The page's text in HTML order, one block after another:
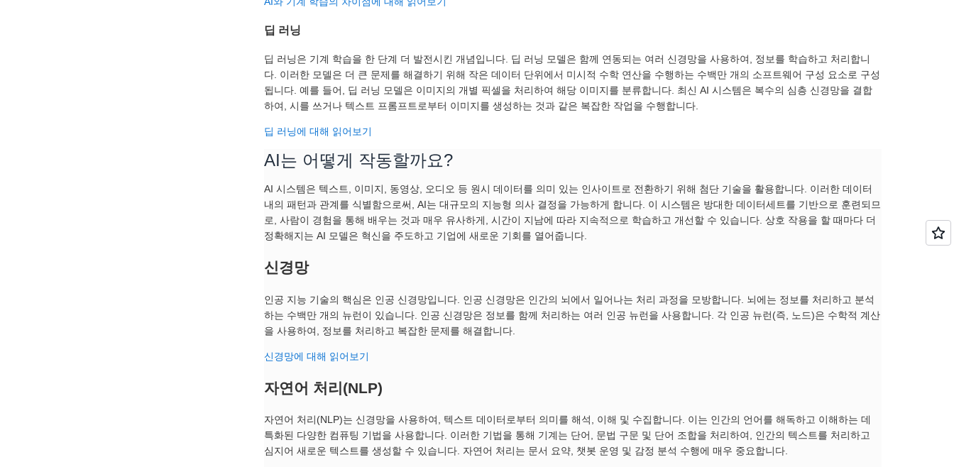
딥 러닝
딥 러닝은 기계 학습을 한 단계 더 발전시킨 개념입니다. 딥 러닝 모델은 함께 연동되는 여러 신경망을 사용하여, 정보를 학습하고 처리합니
다. 이러한 모델은 더 큰 문제를 해결하기 위해 작은 데이터 단위에서 미시적 수학 연산을 수행하는 수백만 개의 소프트웨어 구성 요소로 구성
됩니다. 예를 들어, 딥 러닝 모델은 이미지의 개별 픽셀을 처리하여 해당 이미지를 분류합니다. 최신 AI 시스템은 복수의 심층 신경망을 결합
하여, 시를 쓰거나 텍스트 프롬프트로부터 이미지를 생성하는 것과 같은 복잡한 작업을 수행합니다.
딥 러닝에 대해 읽어보기
AI는 어떻게 작동할까요?
AI 시스템은 텍스트, 이미지, 동영상, 오디오 등 원시 데이터를 의미 있는 인사이트로 전환하기 위해 첨단 기술을 활용합니다. 이러한 데이터
내의 패턴과 관계를 식별함으로써, AI는 대규모의 지능형 의사 결정을 가능하게 합니다. 이 시스템은 방대한 데이터세트를 기반으로 훈련되므
로, 사람이 경험을 통해 배우는 것과 매우 유사하게, 시간이 지남에 따라 지속적으로 학습하고 개선할 수 있습니다. 상호 작용을 할 때마다 더
정확해지는 AI 모델은 혁신을 주도하고 기업에 새로운 기회를 열어줍니다.
신경망
인공 지능 기술의 핵심은 인공 신경망입니다. 인공 신경망은 인간의 뇌에서 일어나는 처리 과정을 모방합니다. 뇌에는 정보를 처리하고 분석
하는 수백만 개의 뉴런이 있습니다. 인공 신경망은 정보를 함께 처리하는 여러 인공 뉴런을 사용합니다. 각 인공 뉴런(즉, 노드)은 수학적 계산
을 사용하여, 정보를 처리하고 복잡한 문제를 해결합니다.
신경망에 대해 읽어보기
자연어 처리(NLP)
자연어 처리(NLP)는 신경망을 사용하여, 텍스트 데이터로부터 의미를 해석, 이해 및 수집합니다. 이는 인간의 언어를 해독하고 이해하는 데
특화된 다양한 컴퓨팅 기법을 사용합니다. 이러한 기법을 통해 기계는 단어, 문법 구문 및 단어 조합을 처리하여, 인간의 텍스트를 처리하고
심지어 새로운 텍스트를 생성할 수 있습니다. 자연어 처리는 문서 요약, 챗봇 운영 및 감정 분석 수행에 매우 중요합니다.